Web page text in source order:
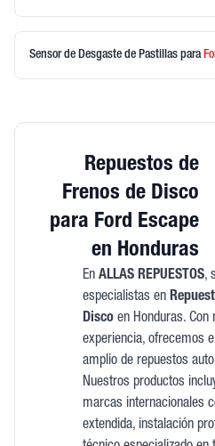
Sensor de Desgaste de Pastillas para
Repuestos de
Frenos de Disco
para Ford Escape
en Honduras
En ALLAS REPUESTOS,
especialistas en
Discoen Honduras. Con
experiencia, ofrecemos
amplio de repuestos
Nuestros productos
marcas internacionales
extendida, instalación